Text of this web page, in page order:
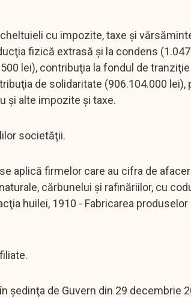
cu impozite, taxe şi
fizică extrasă şi la condens
lei), contribuţia la fondul de
de solidaritate (906.104.000 lei),
şi alte impozite şi taxe.
societăţii.
aplică firmelor care au cifra de
cărbunelui şi rafinăriilor, cu
huilei, 1910 - Fabricarea
şedinţa de Guvern din 29 decembrie